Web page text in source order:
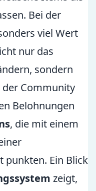
Bei der
viel Wert
nur das
sondern
der Community
Belohnungen
, die mit einem
punkten. Ein Blick
zeigt,